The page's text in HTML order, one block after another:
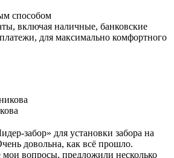
способом
включая наличные, банковские
для максимально комфортного
забор» для установки забора на
довольна, как всё прошло.
мои вопросы, предложили несколько